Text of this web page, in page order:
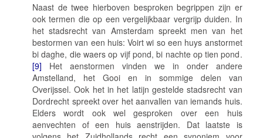
Naast de twee hierboven besproken begrippen zijn er
ook termen die op een vergelijkbaar vergrijp duiden. In
het stadsrecht van Amsterdam spreekt men van het
bestormen van een huis:Voirt wi so een huys anstormet
bi daghe, die waers op vijf pond, bi nachte op tien pond.
[9] Het aenstormen vinden we in onder andere
Amstelland, het Gooi en in sommige delen van
Overijssel. Ook het in het latijn gestelde stadsrecht van
Dordrecht spreekt over het aanvallen van iemands huis.
Elders wordt ook wel gesproken over een huis
aenvechten of een huis aenstrijden. Dat laatste is